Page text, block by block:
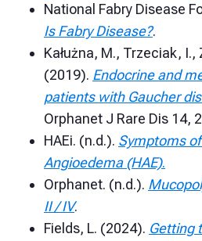
National Fabry Disease
Is Fabry Disease?.
Kałużna, M., Trzeciak, I.,
(2019). Endocrine and
patients with Gaucher
Orphanet J Rare Dis 14,
HAEi. (n.d.). Symptoms
Angioedema (HAE).
Orphanet. (n.d.).
II / IV.
Fields, L. (2024). Getting